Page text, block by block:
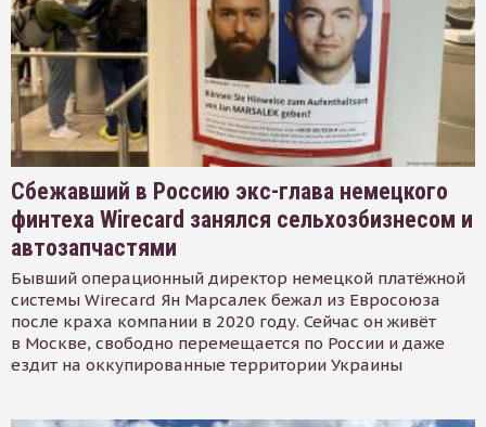
Сбежавший в Россию экс-глава немецкого
финтеха Wirecard занялся сельхозбизнесом и
автозапчастями
Бывший операционный директор немецкой платёжной
системы Wirecard Ян Марсалек бежал из Евросоюза
после краха компании в 2020 году. Сейчас он живёт
в Москве, свободно перемещается по России и даже
ездит на оккупированные территории Украины